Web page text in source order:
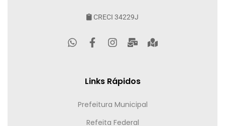
CRECI 34229J
Links Rápidos
Prefeitura Municipal
Refeita Federal